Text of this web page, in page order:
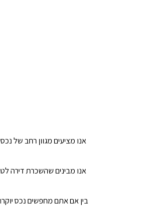
אנו מציעים מגוון רחב של
אנו מבינים שהשכרת דירה
בין אם אתם מחפשים נכס